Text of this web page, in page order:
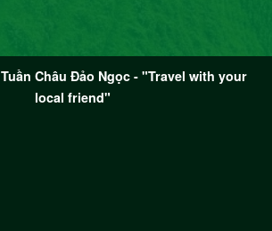
Tuần Châu Đảo Ngọc - "Travel with your
local friend"